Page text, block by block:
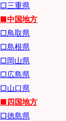
□三重県
■中国地方
□鳥取県
□島根県
□岡山県
□広島県
□山口県
■四国地方
□徳島県